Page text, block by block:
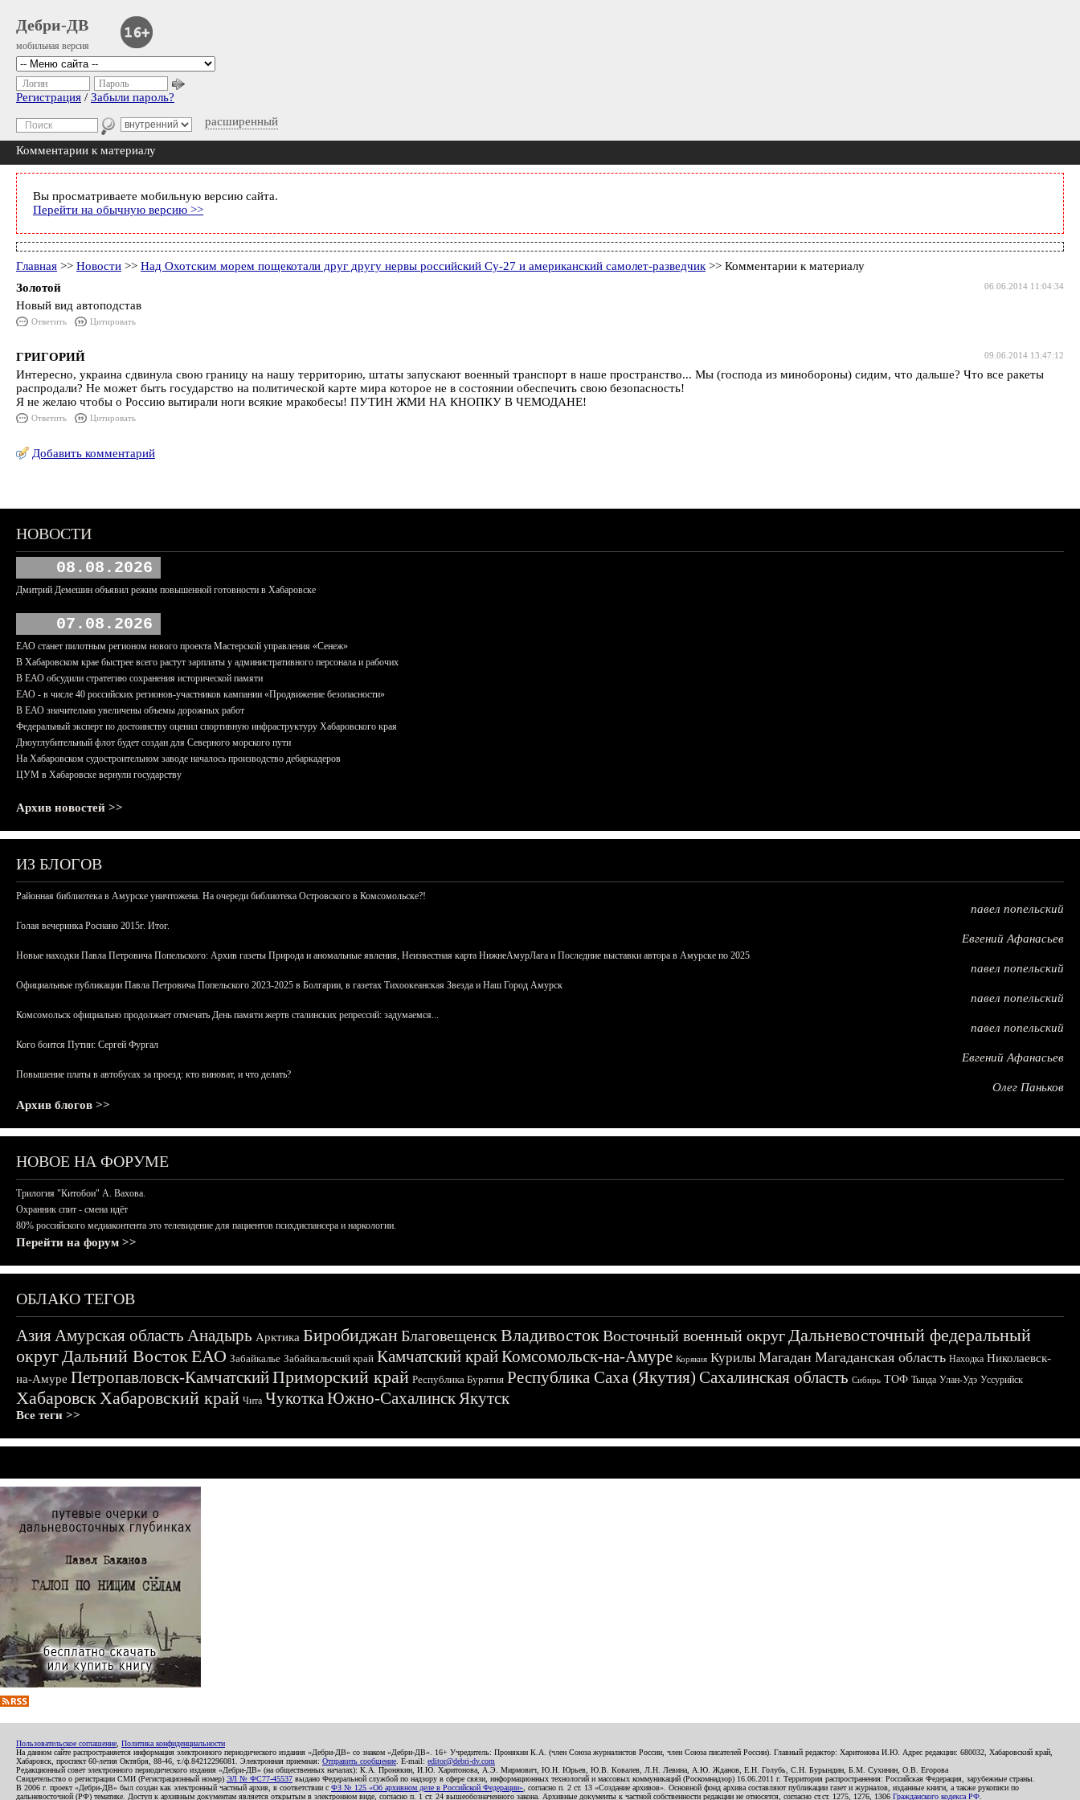
Дебри-ДВ
мобильная версия
расширенный
Логин Пароль
Регистрация / Забыли пароль?
Комментарии к материалу
Вы просматриваете мобильную версию сайта.
Перейти на обычную версию >>
Главная >> Новости >> Над Охотским морем пощекотали друг другу нервы российский Су-27 и американский самолет-разведчик >> Комментарии к материалу
06.06.2014 11:04:34
Золотой
Новый вид автоподстав
Ответить Цитировать
09.06.2014 13:47:12
ГРИГОРИЙ
Интересно, украина сдвинула свою границу на нашу территорию, штаты запускают военный транспорт в наше пространство... Мы (господа из минобороны) сидим, что дальше? Что все ракеты
распродали? Не может быть государство на политической карте мира которое не в состоянии обеспечить свою безопасность!
Я не желаю чтобы о Россию вытирали ноги всякие мракобесы! ПУТИН ЖМИ НА КНОПКУ В ЧЕМОДАНЕ!
Ответить Цитировать
Добавить комментарий
НОВОСТИ
08.08.2026
Дмитрий Демешин объявил режим повышенной готовности в Хабаровске
07.08.2026
ЕАО станет пилотным регионом нового проекта Мастерской управления «Сенеж»
В Хабаровском крае быстрее всего растут зарплаты у административного персонала и рабочих
В ЕАО обсудили стратегию сохранения исторической памяти
ЕАО - в числе 40 российских регионов-участников кампании «Продвижение безопасности»
В ЕАО значительно увеличены объемы дорожных работ
Федеральный эксперт по достоинству оценил спортивную инфраструктуру Хабаровского края
Дноуглубительный флот будет создан для Северного морского пути
На Хабаровском судостроительном заводе началось производство дебаркадеров
ЦУМ в Хабаровске вернули государству
Архив новостей >>
ИЗ БЛОГОВ
Районная библиотека в Амурске уничтожена. На очереди библиотека Островского в Комсомольске?!
павел попельский
Голая вечеринка Роснано 2015г. Итог.
Евгений Афанасьев
Новые находки Павла Петровича Попельского: Архив газеты Природа и аномальные явления, Неизвестная карта НижнеАмурЛага и Последние выставки автора в Амурске по 2025
павел попельский
Официальные публикации Павла Петровича Попельского 2023-2025 в Болгарии, в газетах Тихоокеанская Звезда и Наш Город Амурск
павел попельский
Комсомольск официально продолжает отмечать День памяти жертв сталинских репрессий: задумаемся...
павел попельский
Кого боится Путин: Сергей Фургал
Евгений Афанасьев
Повышение платы в автобусах за проезд: кто виноват, и что делать?
Олег Паньков
Архив блогов >>
НОВОЕ НА ФОРУМЕ
Трилогия "Китобои" А. Вахова.
Охранник спит - смена идёт
80% российского медиаконтента это телевидение для пациентов психдиспансера и наркологии.
Перейти на форум >>
ОБЛАКО ТЕГОВ
АзияАмурская область Анадырь Арктика БиробиджанБлаговещенскВладивостокВосточный военный округДальневосточный федеральный
округДальний ВостокЕАО Забайкалье Забайкальский край Камчатский крайКомсомольск-на-Амуре Корякия Курилы Магадан Магаданская область Находка Николаевск-
на-Амуре Петропавловск-КамчатскийПриморский край Республика Бурятия Республика Саха (Якутия) Сахалинская область Сибирь ТОФ Тында Улан-Удэ Уссурийск
ХабаровскХабаровский край Чита ЧукоткаЮжно-СахалинскЯкутск
Все теги >>
Пользовательское соглашение Политика конфиденциальности
На данном сайте распространяется информация электронного периодического издания «Дебри-ДВ» со знаком «Дебри-ДВ». 16+ Учредитель: Пронякин К.А. (член Союза журналистов России, член Союза писателей России). Главный редактор: Харитонова И.Ю. Адрес редакции: 680032, Хабаровский край,
Хабаровск, проспект 60-летия Октября, 88-46, т./ф.84212296081. Электронная приемная: Отправить сообщение . E-mail: editor@debri-dv.com
Редакционный совет электронного периодического издания «Дебри-ДВ» (на общественных началах): К.А. Пронякин, И.Ю. Харитонова, А.Э. Мирмович, Ю.Н. Юрьев, Ю.В. Ковалев, Л.Н. Левина, А.Ю. Жданов, Е.Н. Голубь, С.Н. Бурындин, Б.М. Сухинин, О.В. Егорова
Свидетельство о регистрации СМИ (Регистрационный номер) ЭЛ № ФС77-45537 выдано Федеральной службой по надзору в сфере связи, информационных технологий и массовых коммуникаций (Роскомнадзор) 16.06.2011 г. Территория распространения: Российская Федерация, зарубежные страны.
В 2006 г. проект «Дебри-ДВ» был создан как электронный частный архив, в соответствии с ФЗ № 125 «Об архивном деле в Российской Федерации» , согласно п. 2 ст. 13 «Создание архивов». Основной фонд архива составляют публикации газет и журналов, изданные книги, а также рукописи по
дальневосточной (РФ) тематике. Доступ к архивным документам является открытым в электронном виде, согласно п. 1 ст. 24 вышеобозначенного закона. Архивные документы к частной собственности редакции не относятся, согласно ст.ст. 1275, 1276, 1306 Гражданского кодекса РФ